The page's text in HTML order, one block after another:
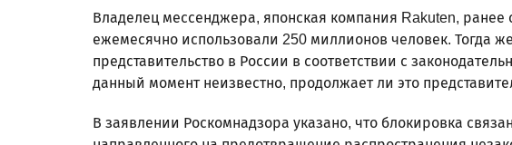
Владелец мессенджера, японская компания Rakuten, ранее
ежемесячно использовали 250 миллионов человек. Тогда
представительство в России в соответствии с
данный момент неизвестно, продолжает ли это
В заявлении Роскомнадзора указано, что блокировка